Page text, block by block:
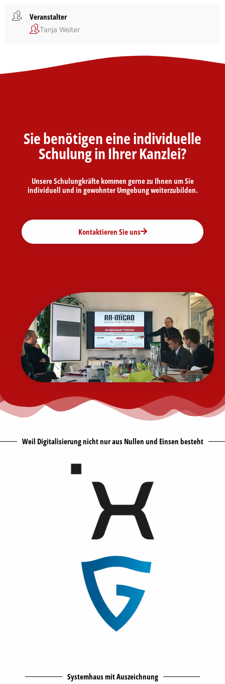
Veranstalter
Tanja Welter
Sie benötigen eine individuelle
Schulung in Ihrer Kanzlei?
Unsere Schulungkräfte kommen gerne zu Ihnen um Sie
individuell und in gewohnter Umgebung weiterzubilden.
Kontaktieren Sie uns
Weil Digitalisierung nicht nur aus Nullen und Einsen besteht
Systemhaus mit Auszeichnung